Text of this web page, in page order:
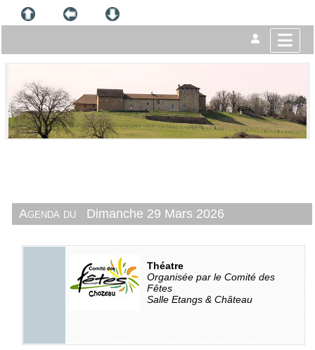
Agenda du Dimanche 29 Mars 2026
Théatre
Organisée par le Comité des
Fêtes
Salle Etangs & Château